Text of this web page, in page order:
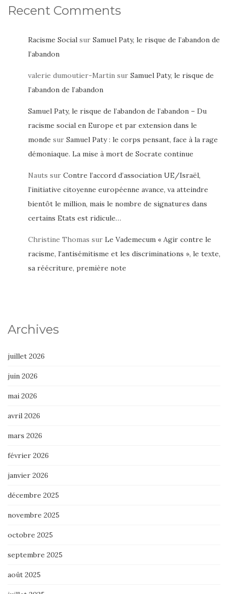
Recent Comments
Racisme Social sur Samuel Paty, le risque de l’abandon de
l’abandon
valerie dumoutier-Martin sur Samuel Paty, le risque de
l’abandon de l’abandon
Samuel Paty, le risque de l’abandon de l’abandon – Du
racisme social en Europe et par extension dans le
monde sur Samuel Paty : le corps pensant, face à la rage
démoniaque. La mise à mort de Socrate continue
Nauts sur Contre l’accord d’association UE/Israël,
l’initiative citoyenne européenne avance, va atteindre
bientôt le million, mais le nombre de signatures dans
certains Etats est ridicule…
Christine Thomas sur Le Vademecum « Agir contre le
racisme, l’antisémitisme et les discriminations », le texte,
sa réécriture, première note
Archives
juillet 2026
juin 2026
mai 2026
avril 2026
mars 2026
février 2026
janvier 2026
décembre 2025
novembre 2025
octobre 2025
septembre 2025
août 2025